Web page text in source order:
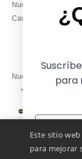
Nuestros compromisos
Camisetas locales al
Nuestros socios
Este sitio
para mejorar
para